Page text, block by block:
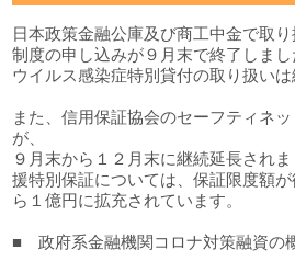
日本政策金融公庫及び商工中金で取
制度の申し込みが９月末で終了しま
ウイルス感染症特別貸付の取り扱いは
また、信用保証協会のセーフティネ
が、
９月末から１２月末に継続延長され
援特別保証については、保証限度額
ら１億円に拡充されています。
■ 政府系金融機関コロナ対策融資の